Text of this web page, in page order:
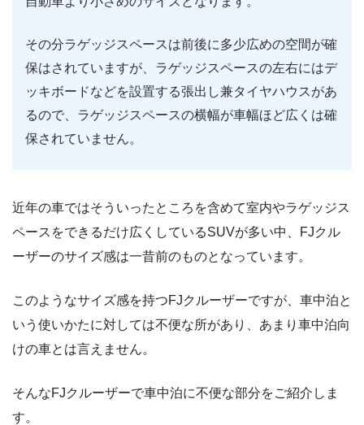
その分ラゲッジスペースは前後に多少広めの空間が確
保はされていますが、ラゲッジスペースの左右にはデ
ッキボードなどを設置する張出し兼タイヤハウスがあ
るので、ラゲッジスペースの横幅が車幅ほど広くは確
保されていません。
近年の車ではそういったところを含めて室内やラゲッジス
ペースをできるだけ広くしているSUVが多い中、FJクル
ーザーのサイズ感は一昔前のものとなっています。
このようなサイズ感を持つFJクルーザーですが、車中泊と
いう使いかたに対しては不便な所があり、あまり車中泊向
けの車とは言えません。
そんなFJクルーザーで車中泊に不便な部分をご紹介しま
す。